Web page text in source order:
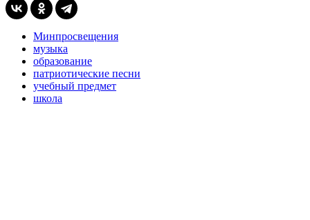
Минпросвещения
музыка
образование
патриотические песни
учебный предмет
школа